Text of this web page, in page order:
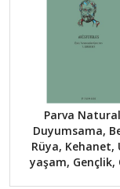
Parva
Duyumsama,
Rüya, Kehanet,
yaşam, Gençlik,